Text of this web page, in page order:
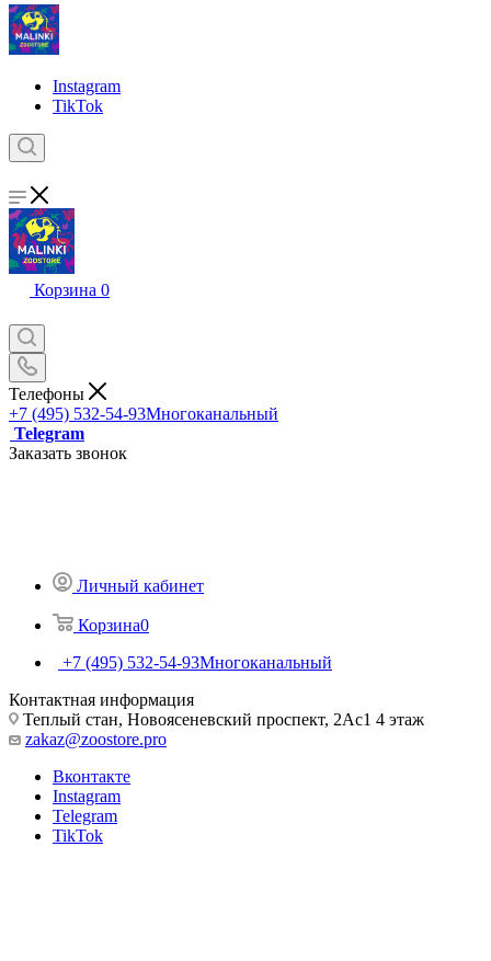
Instagram
TikTok
Корзина 0
Телефоны
+7 (495) 532-54-93Многоканальный
Telegram
Заказать звонок
Личный кабинет
Корзина0
+7 (495) 532-54-93Многоканальный
Контактная информация
Теплый стан, Новоясеневский проспект, 2Ас1 4 этаж
zakaz@zoostore.pro
Вконтакте
Instagram
Telegram
TikTok